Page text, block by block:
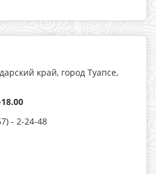
край, город Туапсе,
- 2-24-48